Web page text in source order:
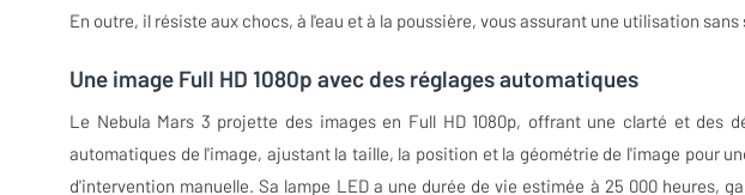
En outre, il résiste aux chocs, à l'eau et à la poussière, vous assurant une utilisation
Une image Full HD 1080p avec des réglages automatiques
Le Nebula Mars 3 projette des images en Full HD 1080p, offrant une clarté et des
automatiques de l'image, ajustant la taille, la position et la géométrie de l'image pour
d'intervention manuelle. Sa lampe LED a une durée de vie estimée à 25 000 heures,